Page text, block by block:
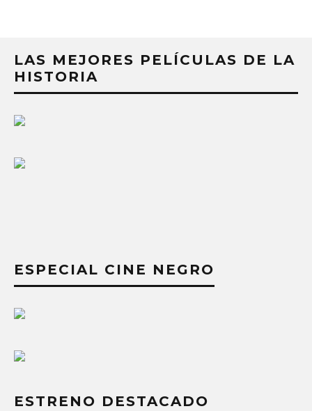
LAS MEJORES PELÍCULAS DE LA
HISTORIA
ESPECIAL CINE NEGRO
ESTRENO DESTACADO